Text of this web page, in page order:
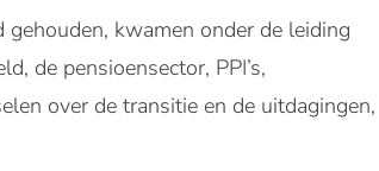
kwamen onder de leiding
de pensioensector, PPI’s,
over de transitie en de uitdagingen,